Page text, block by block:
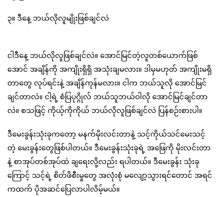
၃။ ဒီနေ့ ဘယ်လိုလူမျိုးဖြစ်ချင်လဲ
ငါဒီနေ့ ဘယ်လိုလူဖြစ်ချင်လဲ။ အောင်မြင်တဲ့လူတစ်ယောက်ဖြစ်
အောင် အချိန်ကို အကျိုးရှိရှိ အသုံးချမလား။ ဒါမှမဟုတ် အကျိုးမရှိ
တာတွေ လုပ်ရင်းနဲ့ အချိန်ကုန်မလား။ ငါက ဘယ်သူလို အောင်မြင်
ချင်တာလဲ။ ငါ့ရဲ့ စံပြပုဂ္ဂိုလ် ဘယ်သူဘယ်ဝါလို အောင်မြင်ချင်တာ
လဲ။ စသဖြင့် ကိုယ့်ကိုကိုယ် ဘယ်လိုလူဖြစ်ချင်လဲ ပြန်စဉ်းစားပါ။
ဒီမေးခွန်းသုံးခုကတော့ မနက်မိုးလင်းတာနဲ့ သင့်ကိုယ်သင်မေးသင့်
တဲ့ မေးခွန်းတွေဖြစ်ပါတယ်။ ဒီမေးခွန်းသုံးခုရဲ့ အဖြေကို မိုးလင်းတာ
နဲ့ စာအုပ်တစ်အုပ်ထဲ ချရေးလို့လည်း ရပါတယ်။ ဒီမေးခွန်း သုံးခု
ကြောင့် သင့်ရဲ့ စိတ်ဖိစီးမှုတွေ အလုံးစုံ မလျော့သွားရင်တောင် အရင်
ကထက် ပိုအဆင်ပြေလာပါလိမ့်မယ်။